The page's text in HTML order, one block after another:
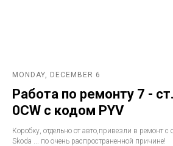
MONDAY, DECEMBER 6
Работа по ремонту 7 -
0CW с кодом PYV
Коробку, отдельно от авто,привезли в ремонт с
Skoda ... по очень распространенной причине!